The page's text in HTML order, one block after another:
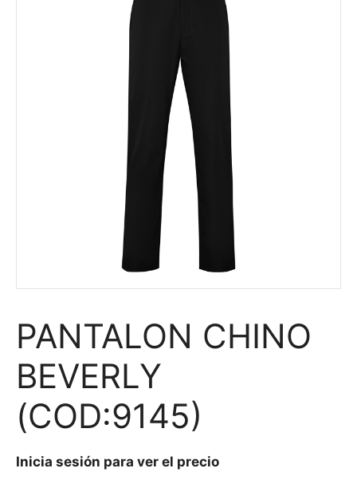
PANTALON CHINO
BEVERLY
(COD:9145)
Inicia sesión para ver el precio